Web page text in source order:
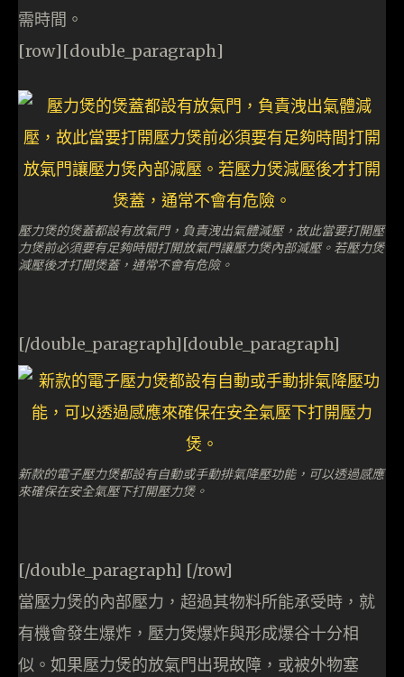
需時間。
[row][double_paragraph]
壓力煲的煲蓋都設有放氣門，負責洩出氣體減壓，故此當要打開壓
力煲前必須要有足夠時間打開放氣門讓壓力煲內部減壓。若壓力煲
減壓後才打開煲蓋，通常不會有危險。
[/double_paragraph][double_paragraph]
新款的電子壓力煲都設有自動或手動排氣降壓功能，可以透過感應
來確保在安全氣壓下打開壓力煲。
[/double_paragraph] [/row]
當壓力煲的內部壓力，超過其物料所能承受時，就
有機會發生爆炸，壓力煲爆炸與形成爆谷十分相
似。如果壓力煲的放氣門出現故障，或被外物塞